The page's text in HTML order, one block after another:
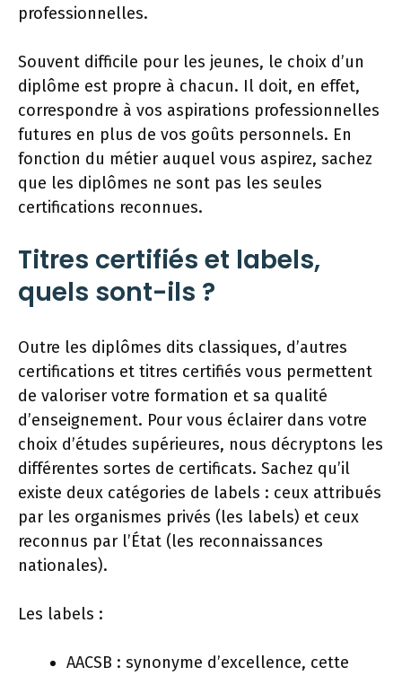
professionnelles.
Souvent difficile pour les jeunes, le choix d’un
diplôme est propre à chacun. Il doit, en effet,
correspondre à vos aspirations professionnelles
futures en plus de vos goûts personnels. En
fonction du métier auquel vous aspirez, sachez
que les diplômes ne sont pas les seules
certifications reconnues.
Titres certifiés et labels,
quels sont-ils ?
Outre les diplômes dits classiques, d’autres
certifications et titres certifiés vous permettent
de valoriser votre formation et sa qualité
d’enseignement. Pour vous éclairer dans votre
choix d’études supérieures, nous décryptons les
différentes sortes de certificats. Sachez qu’il
existe deux catégories de labels : ceux attribués
par les organismes privés (les labels) et ceux
reconnus par l’État (les reconnaissances
nationales).
Les labels :
AACSB : synonyme d’excellence, cette